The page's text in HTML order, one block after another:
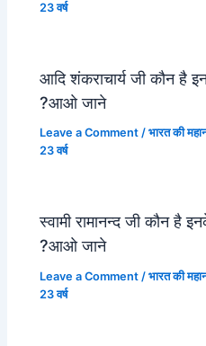
23 वर्ष
आदि शंकराचार्य जी कौन है
?आओ जाने
Leave a Comment /भारत की
23 वर्ष
स्वामी रामानन्द जी कौन है
?आओ जाने
Leave a Comment /भारत की
23 वर्ष